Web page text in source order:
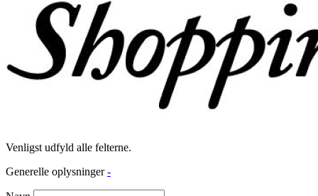
Venligst udfyld alle felterne.
Generelle oplysninger -